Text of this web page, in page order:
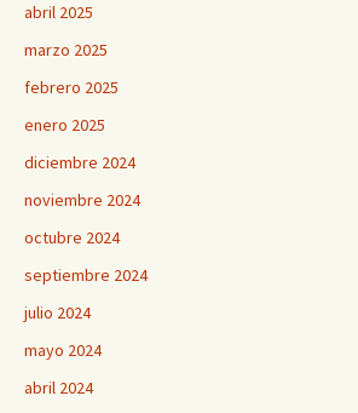
abril 2025
marzo 2025
febrero 2025
enero 2025
diciembre 2024
noviembre 2024
octubre 2024
septiembre 2024
julio 2024
mayo 2024
abril 2024